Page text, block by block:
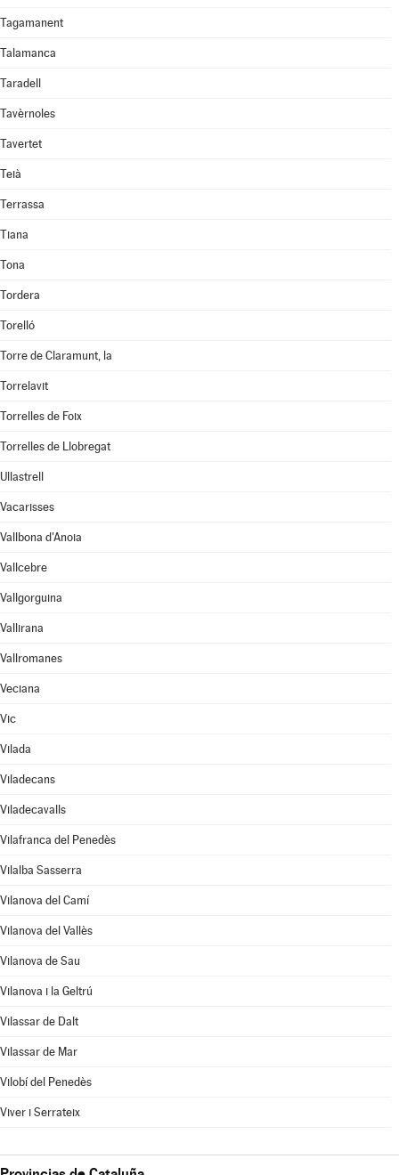
Tagamanent
Talamanca
Taradell
Tavèrnoles
Tavertet
Teià
Terrassa
Tiana
Tona
Tordera
Torelló
Torre de Claramunt, la
Torrelavit
Torrelles de Foix
Torrelles de Llobregat
Ullastrell
Vacarisses
Vallbona d'Anoia
Vallcebre
Vallgorguina
Vallirana
Vallromanes
Veciana
Vic
Vilada
Viladecans
Viladecavalls
Vilafranca del Penedès
Vilalba Sasserra
Vilanova del Camí
Vilanova del Vallès
Vilanova de Sau
Vilanova i la Geltrú
Vilassar de Dalt
Vilassar de Mar
Vilobí del Penedès
Viver i Serrateix